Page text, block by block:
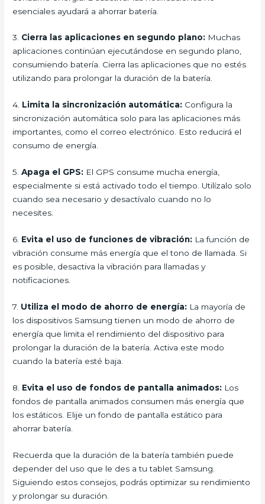
esenciales ayudará a ahorrar batería.
3. Cierra las aplicaciones en segundo plano: Muchas
aplicaciones continúan ejecutándose en segundo plano,
consumiendo batería. Cierra las aplicaciones que no estés
utilizando para prolongar la duración de la batería.
4. Limita la sincronización automática: Configura la
sincronización automática solo para las aplicaciones más
importantes, como el correo electrónico. Esto reducirá el
consumo de energía.
5.Apaga el GPS: El GPS consume mucha energía,
especialmente si está activado todo el tiempo. Utilízalo solo
cuando sea necesario y desactívalo cuando no lo
necesites.
6. Evita el uso de funciones de vibración: La función de
vibración consume más energía que el tono de llamada. Si
es posible, desactiva la vibración para llamadas y
notificaciones.
7. Utiliza el modo de ahorro de energía: La mayoría de
los dispositivos Samsung tienen un modo de ahorro de
energía que limita el rendimiento del dispositivo para
prolongar la duración de la batería. Activa este modo
cuando la batería esté baja.
8. Evita el uso de fondos de pantalla animados: Los
fondos de pantalla animados consumen más energía que
los estáticos. Elije un fondo de pantalla estático para
ahorrar batería.
Recuerda que la duración de la batería también puede
depender del uso que le des a tu tablet Samsung.
Siguiendo estos consejos, podrás optimizar su rendimiento
y prolongar su duración.